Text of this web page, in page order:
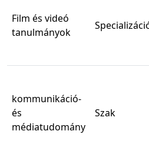
Film és videó
tanulmányok
kommunikáció-
és
médiatudomány
Szak